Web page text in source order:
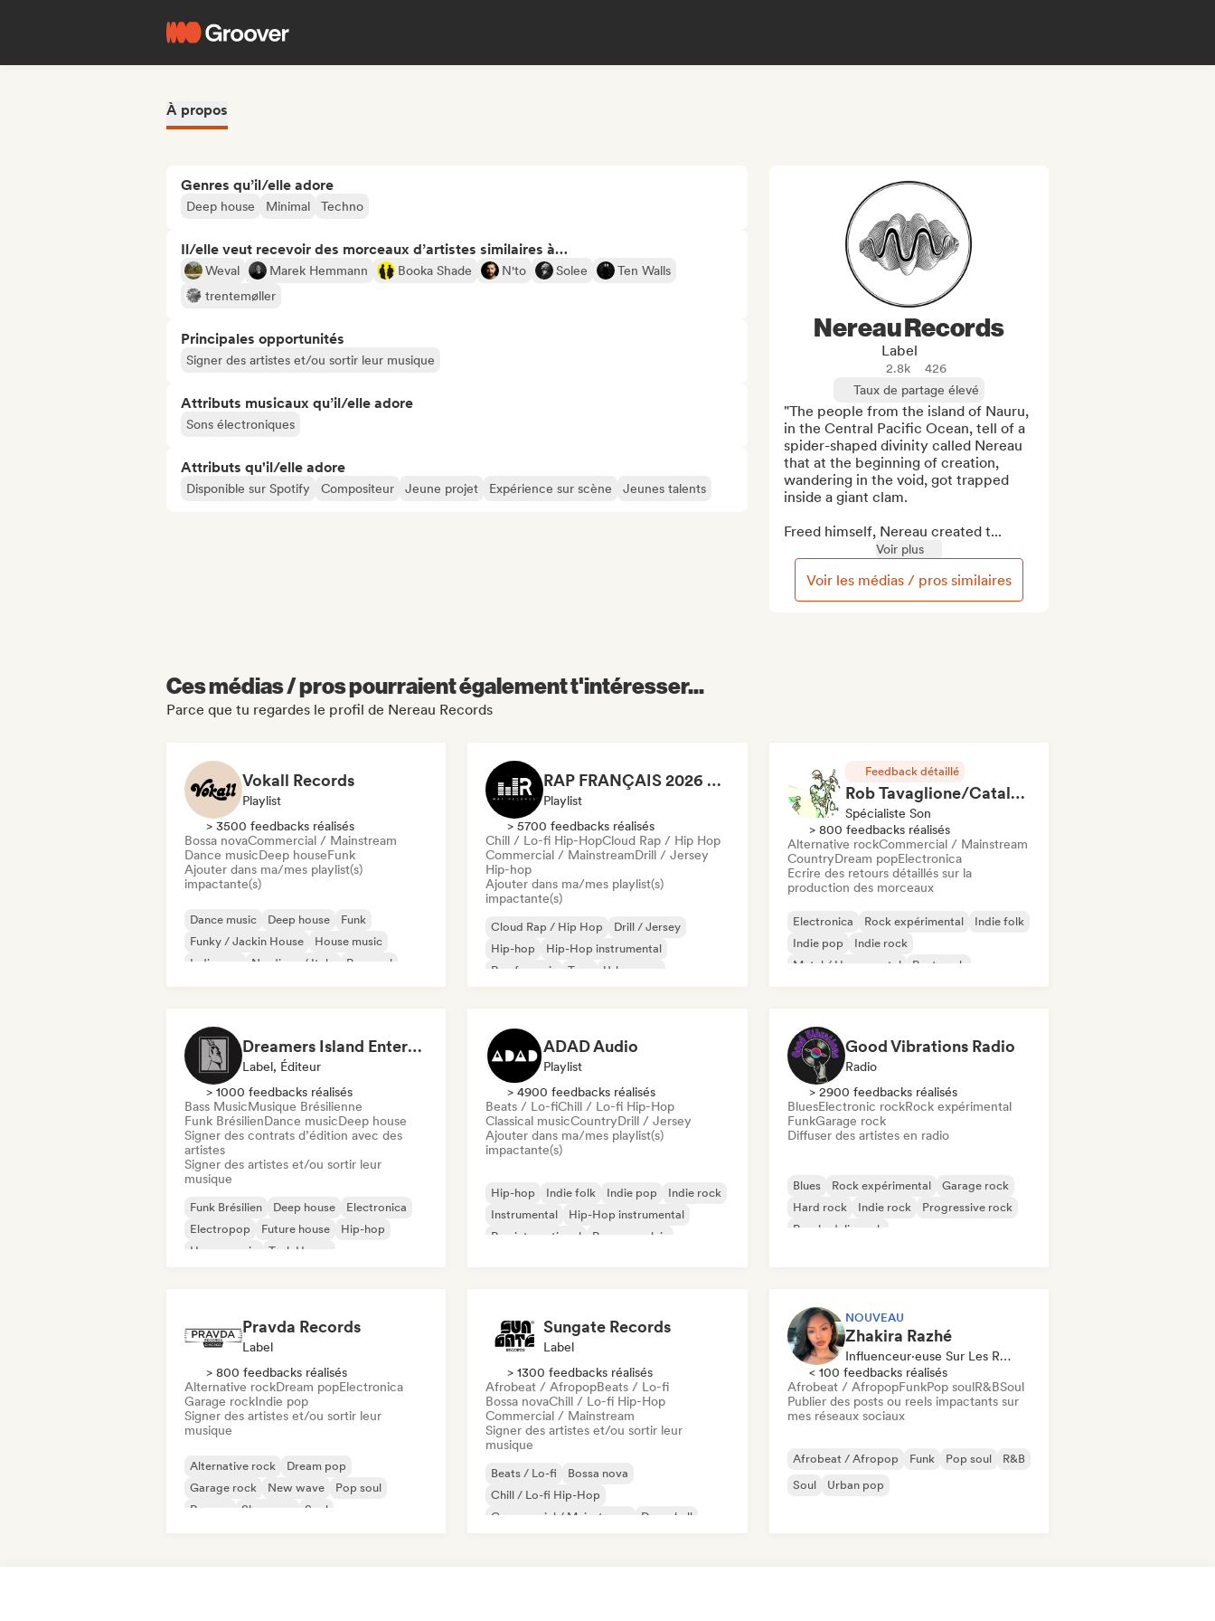
À propos
Genres qu’il/elle adore
Deep house Minimal Techno
Il/elle veut recevoir des morceaux d’artistes similaires à…
Weval Marek Hemmann Booka Shade N'to Solee
Ten Walls
trentemøller
Principales opportunités
Signer des artistes et/ou sortir leur musique
Attributs musicaux qu’il/elle adore
Sons électroniques
Attributs qu'il/elle adore
Disponible sur Spotify Compositeur Jeune projet Expérience sur scène Jeunes talents
Nereau Records
Label
2.8k
426
Taux de partage élevé
"The people from the island of Nauru,
in the Central Pacific Ocean, tell of a
spider-shaped divinity called Nereau
that at the beginning of creation,
wandering in the void, got trapped
inside a giant clam.
Freed himself, Nereau created t...
Voir plus
Voir les médias / pros similaires
Ces médias / pros pourraient également t'intéresser...
Parce que tu regardes le profil de Nereau Records
Vokall Records
Playlist
> 3500 feedbacks réalisés
Bossa novaCommercial / Mainstream
Dance musicDeep houseFunk
Ajouter dans ma/mes playlist(s)
impactante(s)
Dance music Deep house
Funk
Funky / Jackin House
House music
Indie pop
Nu-disco / Italo Pop soul
RAP FRANÇAIS 2026 🔥🇫🇷 (Way Records)
Playlist
> 5700 feedbacks réalisés
Chill / Lo-fi Hip-HopCloud Rap / Hip Hop
Commercial / MainstreamDrill / Jersey
Hip-hop
Ajouter dans ma/mes playlist(s)
impactante(s)
Cloud Rap / Hip Hop
Drill / Jersey
Hip-hop
Hip-Hop instrumental
Rap francais
Trap
Urban pop
Feedback détaillé
Rob Tavaglione/Catalyst Recording
Spécialiste Son
> 800 feedbacks réalisés
Alternative rockCommercial / Mainstream
CountryDream popElectronica
Ecrire des retours détaillés sur la
production des morceaux
Electronica Rock expérimental
Indie folk
Indie pop
Indie rock
Metal / Heavy metal
Post punk
Dreamers Island Entertainment
Label, Éditeur
> 1000 feedbacks réalisés
Bass MusicMusique Brésilienne
Funk BrésilienDance musicDeep house
Signer des contrats d’édition avec des
artistes
Signer des artistes et/ou sortir leur
musique
Funk Brésilien Deep house
Electronica
Electropop
Future house
Hip-hop
House music
Tech House
ADAD Audio
Playlist
> 4900 feedbacks réalisés
Beats / Lo-fiChill / Lo-fi Hip-Hop
Classical musicCountryDrill / Jersey
Ajouter dans ma/mes playlist(s)
impactante(s)
Hip-hop Indie folk Indie pop
Indie rock
Instrumental
Hip-Hop instrumental
Rap international
Rap en anglais
Good Vibrations Radio
Radio
> 2900 feedbacks réalisés
BluesElectronic rockRock expérimental
FunkGarage rock
Diffuser des artistes en radio
Blues Rock expérimental
Garage rock
Hard rock
Indie rock
Progressive rock
Psychedelic rock
Pravda Records
Label
> 800 feedbacks réalisés
Alternative rockDream popElectronica
Garage rockIndie pop
Signer des artistes et/ou sortir leur
musique
Alternative rock
Dream pop
Garage rock
New wave
Pop soul
Reggae
Shoegaze Soul
Sungate Records
Label
> 1300 feedbacks réalisés
Afrobeat / AfropopBeats / Lo-fi
Bossa novaChill / Lo-fi Hip-Hop
Commercial / Mainstream
Signer des artistes et/ou sortir leur
musique
Beats / Lo-fi
Bossa nova
Chill / Lo-fi Hip-Hop
Commercial / Mainstream
Dancehall
NOUVEAU
Zhakira Razhé
Influenceur·euse Sur Les Réseaux Sociaux
< 100 feedbacks réalisés
Afrobeat / AfropopFunkPop soulR&BSoul
Publier des posts ou reels impactants sur
mes réseaux sociaux
Afrobeat / Afropop Funk Pop soul
R&B
Soul
Urban pop